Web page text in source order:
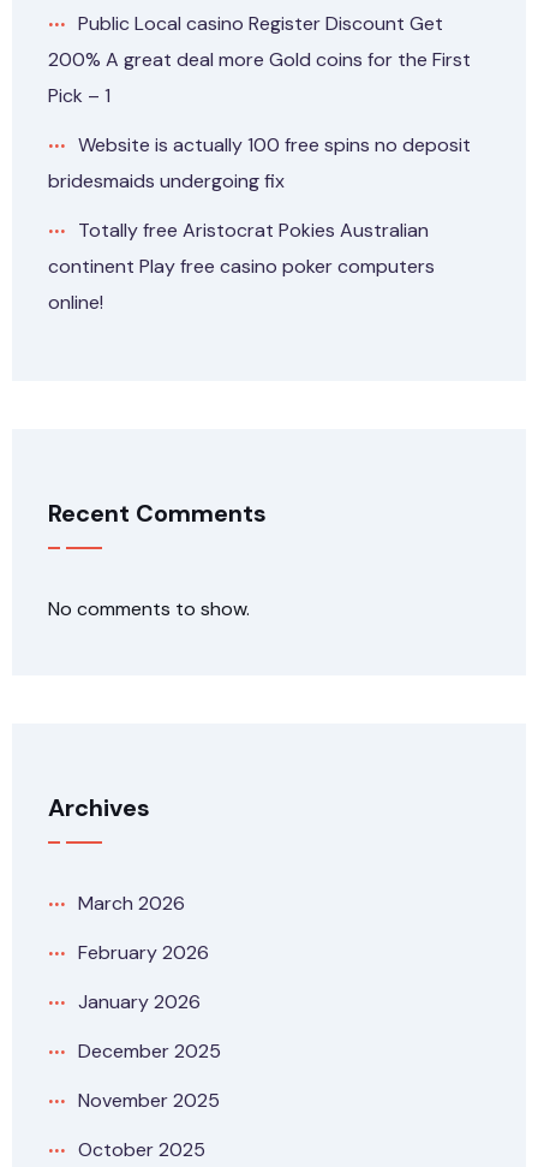
Public Local casino Register Discount Get
200% A great deal more Gold coins for the First
Pick – 1
Website is actually 100 free spins no deposit
bridesmaids undergoing fix
Totally free Aristocrat Pokies Australian
continent Play free casino poker computers
online!
Recent Comments
No comments to show.
Archives
March 2026
February 2026
January 2026
December 2025
November 2025
October 2025